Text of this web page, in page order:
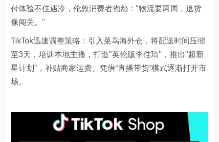
付体验不佳遇冷，伦敦消费者抱怨："物流要两周，退货
像闯关。"
TikTok迅速调整策略：引入菜鸟海外仓，将配送时间压缩
至3天，培训本地主播，打造"英伦版李佳琦"，推出"超新
星计划"，补贴商家运费。凭借“直播带货”模式逐渐打开市
场。